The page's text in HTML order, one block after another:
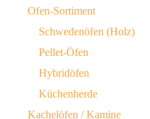
Ofen-Sortiment
Schwedenöfen (Holz)
Pellet-Öfen
Hybridöfen
Küchenherde
Kachelöfen / Kamine